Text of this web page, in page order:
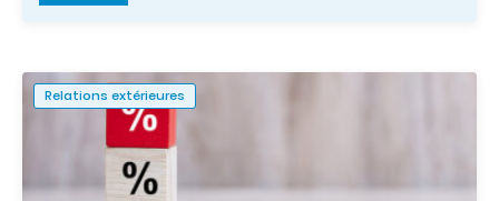
Relations extérieures